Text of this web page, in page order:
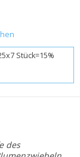
Stück=15%
des